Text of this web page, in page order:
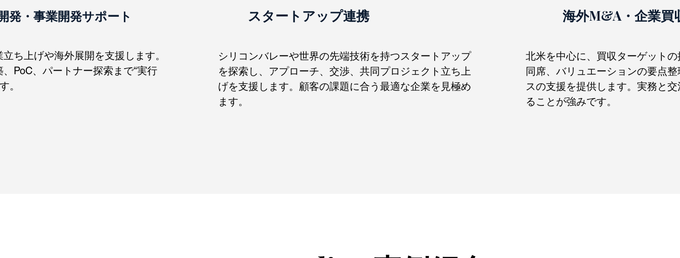
発・事業開発サポート
ち上げや海外展開を支援します。
PoC、パートナー探索まで“実行
。
スタートアップ連携
シリコンバレーや世界の先端技術を持つスタートアップ
を探索し、アプローチ、交渉、共同プロジェクト立ち上
げを支援します。 顧客の課題に合う最適な企業を見極め
ます。
海外M&A・企業買
北米を中心に、買収ターゲット
同席、 バリュエーションの要点
スの支援を提供します。 実務と
ることが強みです。